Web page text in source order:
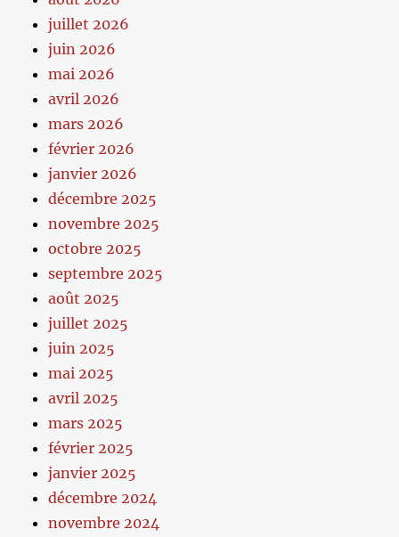
juillet 2026
juin 2026
mai 2026
avril 2026
mars 2026
février 2026
janvier 2026
décembre 2025
novembre 2025
octobre 2025
septembre 2025
août 2025
juillet 2025
juin 2025
mai 2025
avril 2025
mars 2025
février 2025
janvier 2025
décembre 2024
novembre 2024